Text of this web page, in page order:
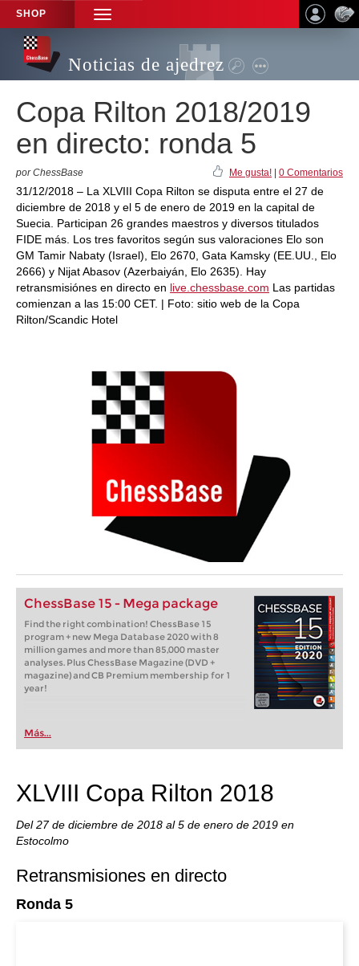
SHOP
TOGGLE
NAVIGATION
Noticias de ajedrez
Copa Rilton 2018/2019
en directo: ronda 5
por ChessBase Me gusta! 0 Comentarios
31/12/2018 – La XLVIII Copa Rilton se disputa entre el 27 de
diciembre de 2018 y el 5 de enero de 2019 en la capital de
Suecia. Participan 26 grandes maestros y diversos titulados
FIDE más. Los tres favoritos según sus valoraciones Elo son
GM Tamir Nabaty (Israel), Elo 2670, Gata Kamsky (EE.UU., Elo
2666) y Nijat Abasov (Azerbaiyán, Elo 2635). Hay
retransmisiónes en directo en live.chessbase.com Las partidas
comienzan a las 15:00 CET. | Foto: sitio web de la Copa
Rilton/Scandic Hotel
ChessBase 15 - Mega package
Find the right combination! ChessBase 15
program + new Mega Database 2020 with 8
million games and more than 85,000 master
analyses. Plus ChessBase Magazine (DVD +
magazine) and CB Premium membership for 1
year!
Más...
XLVIII Copa Rilton 2018
Del 27 de diciembre de 2018 al 5 de enero de 2019 en
Estocolmo
Retransmisiones en directo
Ronda 5